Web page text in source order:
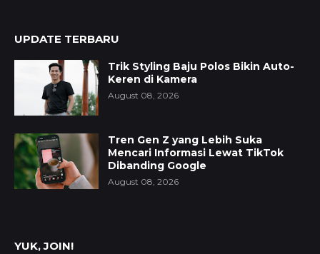
UPDATE TERBARU
Trik Styling Baju Polos Bikin Auto-
Keren di Kamera
August 08, 2026
Tren Gen Z yang Lebih Suka
Mencari Informasi Lewat TikTok
Dibanding Google
August 08, 2026
YUK, JOIN!